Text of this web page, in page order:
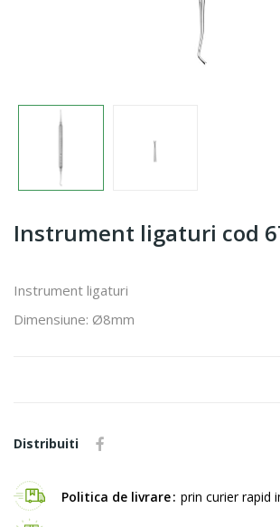
Instrument ligaturi cod
Instrument ligaturi
Dimensiune: Ø8mm
Distribuiti
Politica de livrare prin curier rapid